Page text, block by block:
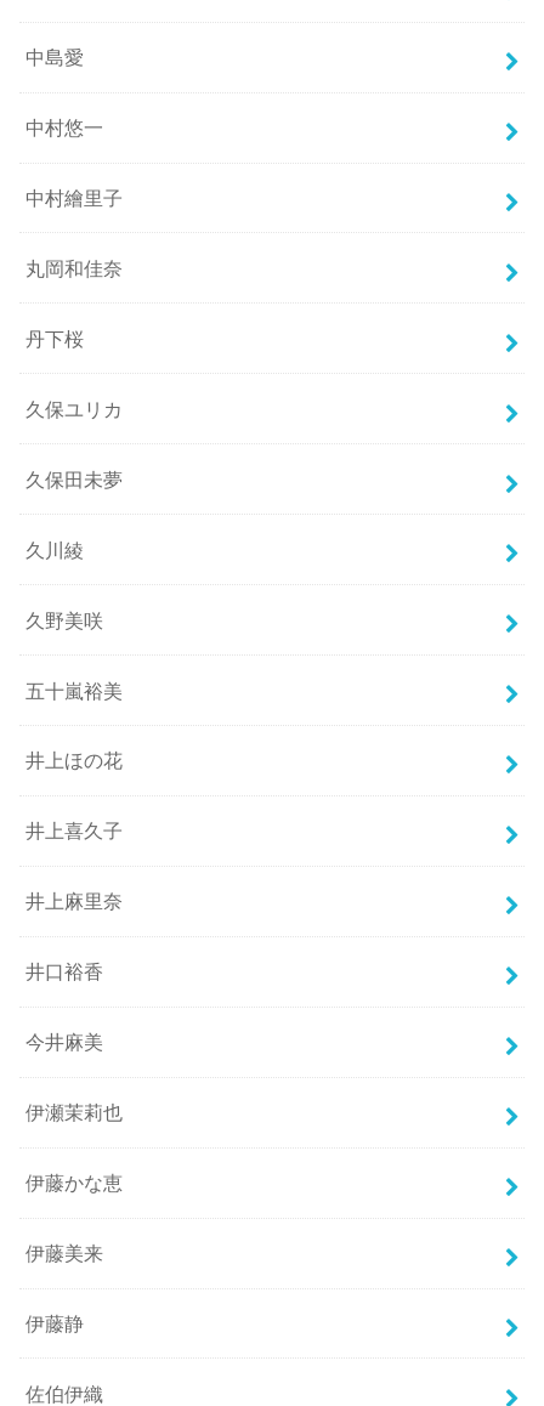
中島愛
中村悠一
中村繪里子
丸岡和佳奈
丹下桜
久保ユリカ
久保田未夢
久川綾
久野美咲
五十嵐裕美
井上ほの花
井上喜久子
井上麻里奈
井口裕香
今井麻美
伊瀬茉莉也
伊藤かな恵
伊藤美来
伊藤静
佐伯伊織